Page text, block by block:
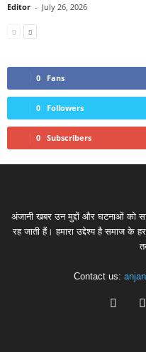
Editor - July 26, 2026
0 Fans
0 Followers
0 Subscribers
अंजानी खबर उन मुद्दों और घटनाओं को
रह जाती हैं। हमारा उद्देश्य है समाज
Contact us: